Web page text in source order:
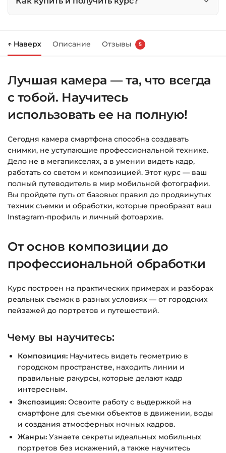
Справа появится корзина — нажмите
Заполните все поля (почта и пароль).
Оплатите удобным способом (более 8
способов оплаты).
благодарности с кнопкой«Перейти к
загрузкам». Нажмите её — и откроется
страница с курсами.
Дополнительно ссылка на курс придёт вам
на email.
Подробнее об оплате и безопасности — в
справке >>>
Вопросы?Пишите наinfo@siluette.com.uaили в
чат на сайте.
↑ Наверх Описание Отзывы 5
Лучшая камера — та, что всегда
с тобой. Научитесь
использовать ее на полную!
Сегодня камера смартфона способна создавать
снимки, не уступающие профессиональной технике.
Дело не в мегапикселях, а в умении видеть кадр,
работать со светом и композицией. Этот курс — ваш
полный путеводитель в мир мобильной фотографии.
Вы пройдете путь от базовых правил до продвинутых
техник съемки и обработки, которые преобразят ваш
Instagram-профиль и личный фотоархив.
От основ композиции до
профессиональной обработки
Курс построен на практических примерах и разборах
реальных съемок в разных условиях — от городских
пейзажей до портретов и путешествий.
Чему вы научитесь:
Композиция: Научитесь видеть геометрию в
городском пространстве, находить линии и
правильные ракурсы, которые делают кадр
интересным.
Экспозиция: Освоите работу с выдержкой на
смартфоне для съемки объектов в движении, воды
и создания атмосферных ночных кадров.
Жанры: Узнаете секреты идеальных мобильных
портретов без искажений, а также научитесь